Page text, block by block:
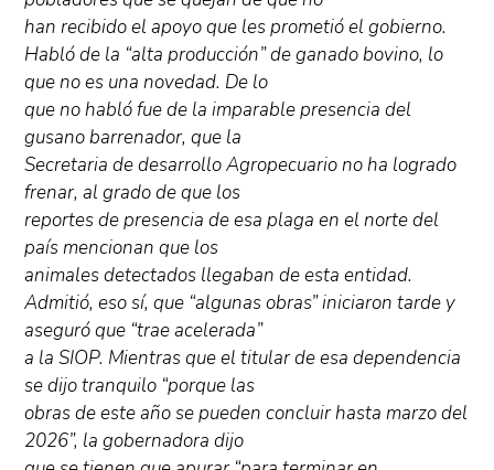
han recibido el apoyo que les prometió el gobierno.
Habló de la “alta producción” de ganado bovino, lo
que no es una novedad. De lo
que no habló fue de la imparable presencia del
gusano barrenador, que la
Secretaria de desarrollo Agropecuario no ha logrado
frenar, al grado de que los
reportes de presencia de esa plaga en el norte del
país mencionan que los
animales detectados llegaban de esta entidad.
Admitió, eso sí, que “algunas obras” iniciaron tarde y
aseguró que “trae acelerada”
a la SIOP. Mientras que el titular de esa dependencia
se dijo tranquilo “porque las
obras de este año se pueden concluir hasta marzo del
2026”, la gobernadora dijo